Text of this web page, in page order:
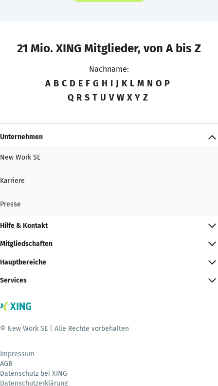
21 Mio. XING Mitglieder, von A bis Z
Nachname:
A B C D E F G H I J K L M N O P
Q R S T U V W X Y Z
Unternehmen
New Work SE
Karriere
Presse
Hilfe & Kontakt
Mitgliedschaften
Hauptbereiche
Services
© New Work SE | Alle Rechte vorbehalten
Impressum
AGB
Datenschutz bei XING
Datenschutzerklärung